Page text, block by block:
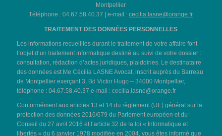
Montpellier
Téléphone : 04.67.58.40.37 | e-mail :cecilia.lasne@orange.fr
TRAITEMENT DES DONNÉES PERSONNELLES
Les informations recueillies durant le traitement de votre affaire font
l’objet d’un traitement informatique destiné au suivi de votre dossier :
consultation, rédaction d’actes juridiques, plaidoiries. Le destinataire
des données est Me Cécilia LASNE Avocat, inscrit auprès du Barreau
de Montpellier exerçant 3, Bd Victor Hugo – 34000 Montpellier,
téléphone : 04.67.58.40.37 e-mail : cecilia.lasne@orange.fr
Conformément aux articles 13 et 14 du règlement (UE) général sur la
protection des données 2016/679 du Parlement européen et du
Conseil du 27 avril 2016 et l’article 32 de la loi « Informatique et
libertés » du 6 janvier 1978 modifiée en 2004, vous êtes informé que